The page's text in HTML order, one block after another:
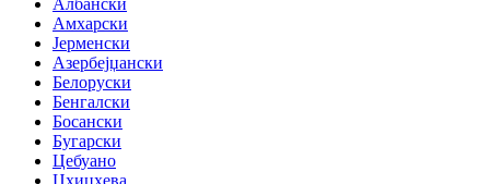
Амхарски
Јерменски
Азербејџански
Белоруски
Бенгалски
Босански
Бугарски
Цебуано
Цхицхева